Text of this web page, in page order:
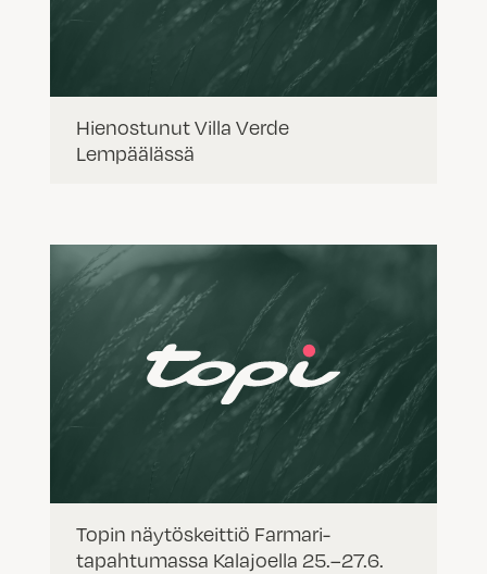
Hienostunut Villa Verde
Lempäälässä
Topin näytöskeittiö Farmari-
tapahtumassa Kalajoella 25.–27.6.